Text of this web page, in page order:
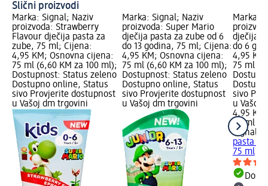
Slični proizvodi
Marka: Signal; Naziv
proizvoda: Strawberry
Flavour dječija pasta za
zube, 75 ml; Cijena:
4,95 KM; Osnovna cijena:
75 ml (6,60 KM za 100 ml);
Dostupnost: Status zeleno
Dostupno online, Status
sivo Provjerite dostupnost
u Vašoj dm trgovini
Marka: Signal; Naziv
proizvoda: Super Mario
dječija pasta za zube od 6
do 13 godina, 75 ml; Cijena:
4,95 KM; Osnovna cijena:
75 ml (6,60 KM za 100 ml);
Dostupnost: Status zeleno
Dostupno online, Status
sivo Provjerite dostupnost
u Vašoj dm trgovini
Marka:
dječija
do 6
4,95
75 ml
sivo
u Vašoj
4,95 KM
75 ml
Signal
pasta
75 ml